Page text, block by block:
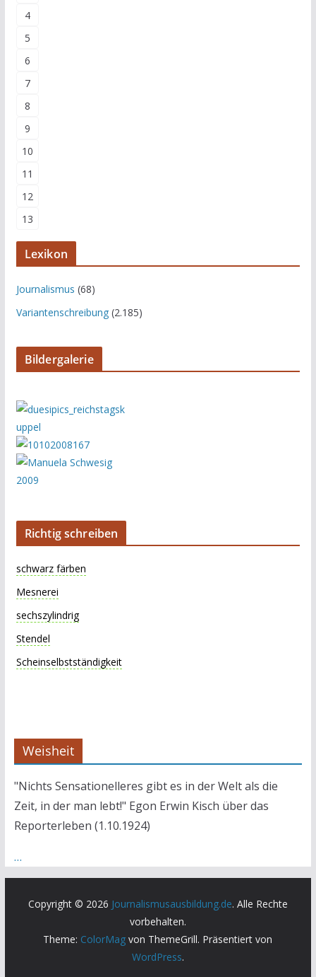
4
5
6
7
8
9
10
11
12
13
Lexikon
Journalismus (68)
Variantenschreibung(2.185)
Bildergalerie
Richtig schreiben
schwarz färben
Mesnerei
sechszylindrig
Stendel
Scheinselbstständigkeit
Weisheit
"Nichts Sensationelleres gibt es in der Welt als die
Zeit, in der man lebt!" Egon Erwin Kisch über das
Reporterleben (1.10.1924)
…
Copyright © 2026 Journalismusausbildung.de. Alle Rechte
vorbehalten.
Theme: ColorMag von ThemeGrill. Präsentiert von
WordPress.